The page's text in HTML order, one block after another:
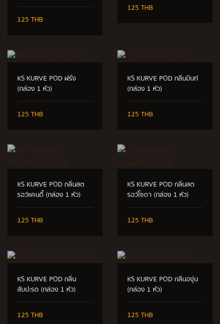
125 THB
125 THB
KS KURVE POD ฝรั่ง
(กล่อง 1 หัว)
125 THB
KS KURVE POD กลิ่นมินท์
(กล่อง 1 หัว)
125 THB
KS KURVE POD กลิ่นสต
รอว์แคนดี้ (กล่อง 1 หัว)
125 THB
KS KURVE POD กลิ่นสต
รอว์โซดา (กล่อง 1 หัว)
125 THB
KS KURVE POD กลิ่น
สับปะรด (กล่อง 1 หัว)
125 THB
KS KURVE POD กลิ่นองุ่น
(กล่อง 1 หัว)
125 THB